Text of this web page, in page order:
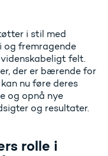
i stil med
og fremragende
felt.
der er bærende for
nu føre deres
og opnå nye
og resultater.
rolle i